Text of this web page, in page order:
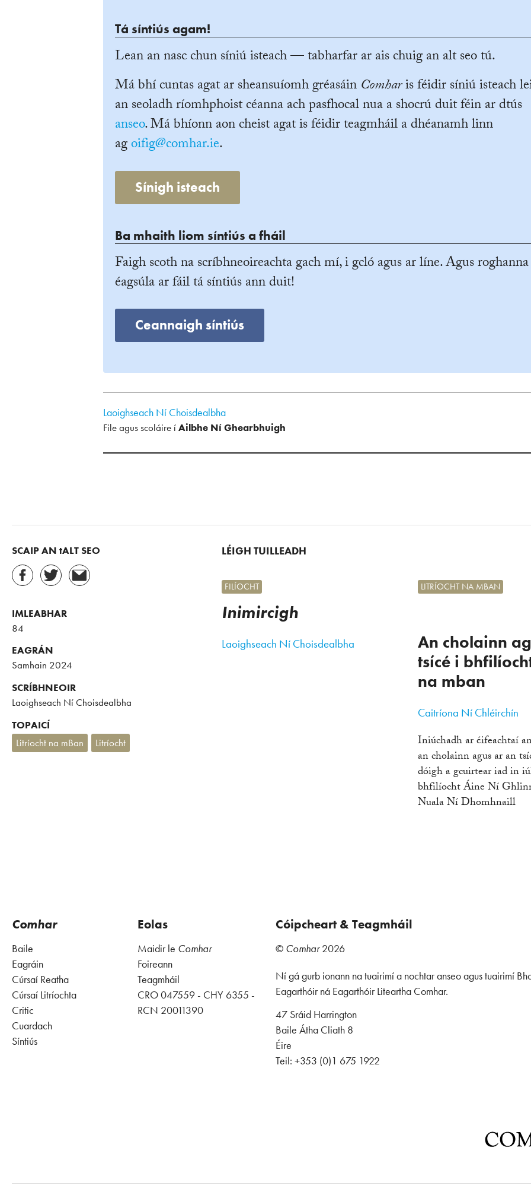
Tá síntiús agam!
Lean an nasc chun síniú isteach — tabharfar ar ais chuig an alt seo tú.
Má bhí cuntas agat ar sheansuíomh gréasáin Comharis féidir síniú isteach
an seoladh ríomhphoist céanna ach pasfhocal nua a shocrú duit féin ar dtús
anseo. Má bhíonn aon cheist agat is féidir teagmháil a dhéanamh linn
agoifig@comhar.ie.
Sínigh isteach
Ba mhaith liom síntiús a fháil
Faigh scoth na scríbhneoireachta gach mí, i gcló agus ar líne. Agus roghanna
éagsúla ar fáil tá síntiús ann duit!
Ceannaigh síntiús
Laoighseach Ní Choisdealbha
File agus scoláire íAilbhe Ní Ghearbhuigh
SCAIP AN tALT SEO
IMLEABHAR
84
EAGRÁN
Samhain 2024
SCRÍBHNEOIR
Laoighseach Ní Choisdealbha
TOPAICÍ
Litríocht na mBan
Litríocht
LÉIGH TUILLEADH
Inimircigh
FILÍOCHT
Laoighseach Ní Choisdealbha
An cholainn
tsícé i
na mban
LITRÍOCHT NA MBAN
Caitríona Ní Chléirchín
Iniúchadh ar éifeachtaí
an cholainn agus ar an
dóigh a gcuirtear iad in
bhfilíocht Áine Ní
Nuala Ní Dhomhnaill
Comhar
Baile
Eagráin
Cúrsaí Reatha
Cúrsaí Litríochta
Critic
Cuardach
Síntiús
Eolas
Maidir le Comhar
Foireann
Teagmháil
CRO 047559 - CHY 6355 -
RCN 20011390
Cóipcheart & Teagmháil
© Comhar2026
Ní gá gurb ionann na tuairimí a nochtar anseo agus tuairimí
Eagarthóir ná Eagarthóir Liteartha Comhar.
47 Sráid Harrington
Baile Átha Cliath 8
Éire
Teil: +353 (0)1 675 1922